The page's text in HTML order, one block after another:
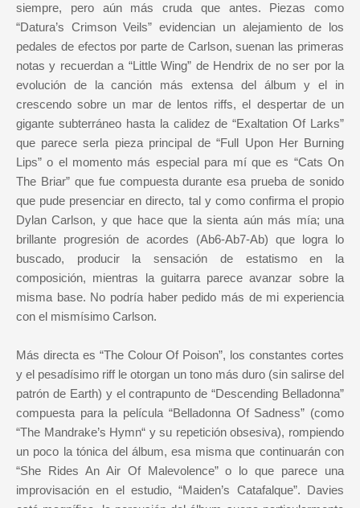
siempre, pero aún más cruda que antes. Piezas como
“Datura’s Crimson Veils” evidencian un alejamiento de los
pedales de efectos por parte de Carlson, suenan las primeras
notas y recuerdan a “Little Wing” de Hendrix de no ser por la
evolución de la canción más extensa del álbum y el in
crescendo sobre un mar de lentos riffs, el despertar de un
gigante subterráneo hasta la calidez de “Exaltation Of Larks”
que parece serla pieza principal de “Full Upon Her Burning
Lips” o el momento más especial para mí que es “Cats On
The Briar” que fue compuesta durante esa prueba de sonido
que pude presenciar en directo, tal y como confirma el propio
Dylan Carlson, y que hace que la sienta aún más mía; una
brillante progresión de acordes (Ab6-Ab7-Ab) que logra lo
buscado, producir la sensación de estatismo en la
composición, mientras la guitarra parece avanzar sobre la
misma base. No podría haber pedido más de mi experiencia
con el mismísimo Carlson.
Más directa es “The Colour Of Poison”, los constantes cortes
y el pesadísimo riff le otorgan un tono más duro (sin salirse del
patrón de Earth) y el contrapunto de “Descending Belladonna”
compuesta para la película “Belladonna Of Sadness” (como
“The Mandrake’s Hymn“ y su repetición obsesiva), rompiendo
un poco la tónica del álbum, esa misma que continuarán con
“She Rides An Air Of Malevolence” o lo que parece una
improvisación en el estudio, “Maiden’s Catafalque”. Davies